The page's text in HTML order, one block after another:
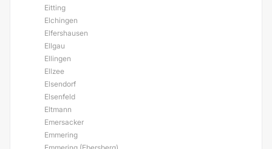
Eitting
Elchingen
Elfershausen
Ellgau
Ellingen
Ellzee
Elsendorf
Elsenfeld
Eltmann
Emersacker
Emmering